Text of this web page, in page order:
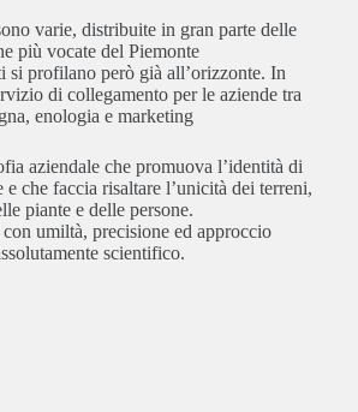
varie, distribuite in gran parte delle
più vocate del Piemonte
si profilano però già all’orizzonte. In
di collegamento per le aziende tra
enologia e marketing
aziendale che promuova l’identità di
e che faccia risaltare l’unicità dei terreni,
piante e delle persone.
umiltà, precisione ed approccio
scientifico.